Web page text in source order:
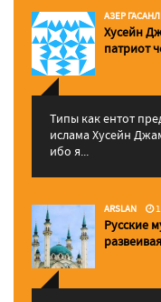
АЗЕР
Хусейн
патриот
Типы как ентот
ислама Хусейн
ибо я...
ARSLAN
Русские